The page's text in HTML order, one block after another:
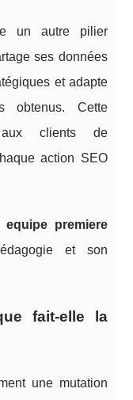
un autre pilier
ses données
et adapte
obtenus. Cette
aux clients de
action SEO
equipe premiere
et son
fait-elle la
une mutation